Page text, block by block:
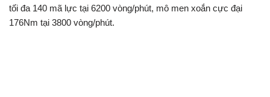
tối đa 140 mã lực tại 6200 vòng/phút, mô men xoắn cực đại
176Nm tại 3800 vòng/phút.